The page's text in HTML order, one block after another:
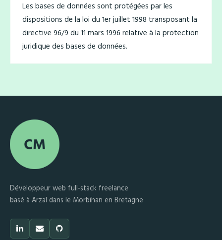
Les bases de données sont protégées par les
dispositions de la loi du 1er juillet 1998 transposant la
directive 96/9 du 11 mars 1996 relative à la protection
juridique des bases de données.
Développeur web full-stack freelance
basé à Arzal dans le Morbihan en Bretagne